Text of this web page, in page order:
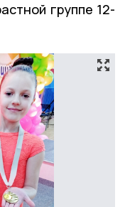
группе 12-